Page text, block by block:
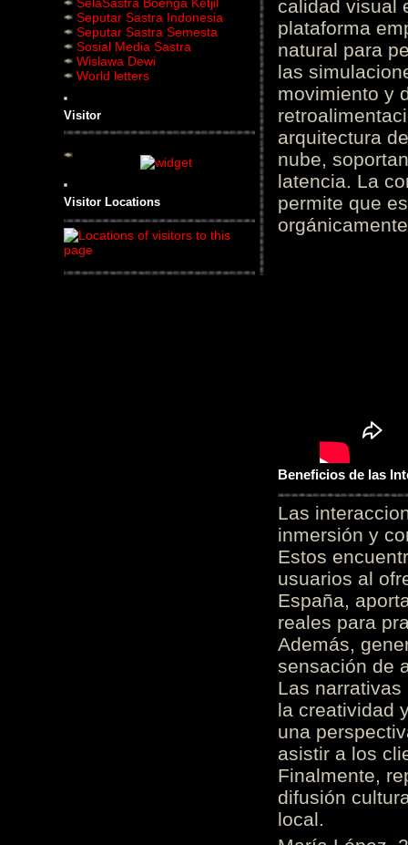
Seputar Sastra Indonesia
Seputar Sastra Semesta
Sosial Media Sastra
Wislawa Dewi
World letters
Visitor
Visitor Locations
calidad visual
plataforma
natural para
las
movimiento y
arquitectura
nube,
latencia. La
permite que
Beneficios de las
Las
inmersión y
Estos
usuarios al
España,
reales para
Además,
sensación de
Las
la creatividad
una
asistir a los
Finalmente,
difusión
local.